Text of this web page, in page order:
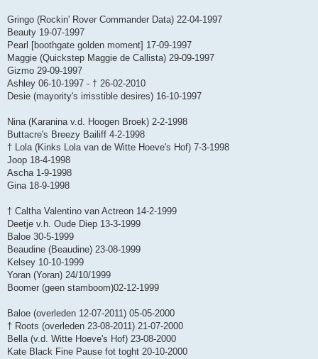
Gringo (Rockin' Rover Commander Data) 22-04-1997
Beauty 19-07-1997
Pearl [boothgate golden moment] 17-09-1997
Maggie (Quickstep Maggie de Callista) 29-09-1997
Gizmo 29-09-1997
Ashley 06-10-1997 - † 26-02-2010
Desie (mayority's irrisstible desires) 16-10-1997
Nina (Karanina v.d. Hoogen Broek) 2-2-1998
Buttacre's Breezy Bailiff 4-2-1998
† Lola (Kinks Lola van de Witte Hoeve's Hof) 7-3-1998
Joop 18-4-1998
Ascha 1-9-1998
Gina 18-9-1998
† Caltha Valentino van Actreon 14-2-1999
Deetje v.h. Oude Diep 13-3-1999
Baloe 30-5-1999
Beaudine (Beaudine) 23-08-1999
Kelsey 10-10-1999
Yoran (Yoran) 24/10/1999
Boomer (geen stamboom)02-12-1999
Baloe (overleden 12-07-2011) 05-05-2000
† Roots (overleden 23-08-2011) 21-07-2000
Bella (v.d. Witte Hoeve's Hof) 23-08-2000
Kate Black Fine Pause fot toght 20-10-2000